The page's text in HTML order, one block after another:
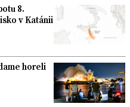
8.
v Katánii
horeli